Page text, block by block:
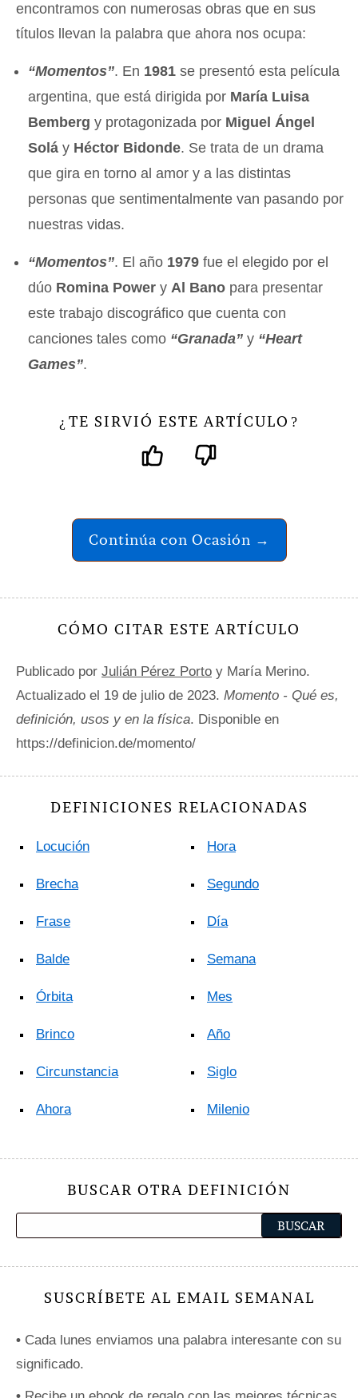
encontramos con numerosas obras que en sus
títulos llevan la palabra que ahora nos ocupa:
“Momentos”. En 1981 se presentó esta película
argentina, que está dirigida por María Luisa
Bemberg y protagonizada por Miguel Ángel
Solá y Héctor Bidonde. Se trata de un drama
que gira en torno al amor y a las distintas
personas que sentimentalmente van pasando por
nuestras vidas.
“Momentos”. El año 1979 fue el elegido por el
dúo Romina Power yAl Bano para presentar
este trabajo discográfico que cuenta con
canciones tales como “Granada” y “Heart
Games”.
¿ TE SIRVIÓ ESTE ARTÍCULO ?
Continúa con Ocasión →
CÓMO CITAR ESTE ARTÍCULO
Publicado por Julián Pérez Porto y María Merino.
Actualizado el 19 de julio de 2023. Momento - Qué es,
definición, usos y en la física. Disponible en
https://definicion.de/momento/
DEFINICIONES RELACIONADAS
Locución
Brecha
Frase
Balde
Órbita
Brinco
Circunstancia
Ahora
Hora
Segundo
Día
Semana
Mes
Año
Siglo
Milenio
BUSCAR OTRA DEFINICIÓN
SUSCRÍBETE AL EMAIL SEMANAL
• Cada lunes enviamos una palabra interesante con su
significado.